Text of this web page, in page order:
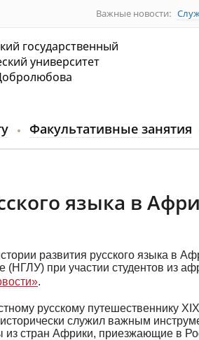
Важные новости:
государственный
университет
Факультативные занятия
языка в
развития русского языка в
(НГЛУ) при участии студентов из
.
русскому путешественнику
служил важным
из стран Африки, приезжающие в